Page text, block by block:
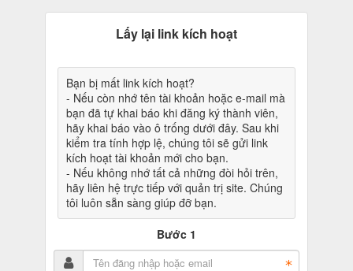
Lấy lại link kích hoạt
Bạn bị mất link kích hoạt?
- Nếu còn nhớ tên tài khoản hoặc e-mail mà
bạn đã tự khai báo khi đăng ký thành viên,
hãy khai báo vào ô trống dưới đây. Sau khi
kiểm tra tính hợp lệ, chúng tôi sẽ gửi link
kích hoạt tài khoản mới cho bạn.
- Nếu không nhớ tất cả những đòi hỏi trên,
hãy liên hệ trực tiếp với quản trị site. Chúng
tôi luôn sẵn sàng giúp đỡ bạn.
Bước 1